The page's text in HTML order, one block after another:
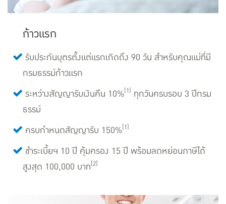
ก้าวแรก
รับประกันบุตรตั้งแต่แรกเกิดถึง 90 วัน สำหรับคุณแม่ที่มี
กรมธรรม์ก้าวแรก
ระหว่างสัญญารับเงินคืน 10%(1) ทุกวันครบรอบ 3 ปีกรม
ธรรม์
ครบกำหนดสัญญารับ 150%(1)
ชำระเบี้ยฯ 10 ปี คุ้มครอง 15 ปี พร้อมลดหย่อนภาษีได้
สูงสุด 100,000 บาท(2)